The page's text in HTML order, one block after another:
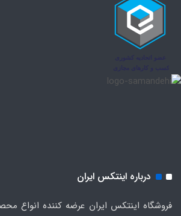
درباره اینتکس ایران
فروشگاه اینتکس ایران عرضه کننده انواع